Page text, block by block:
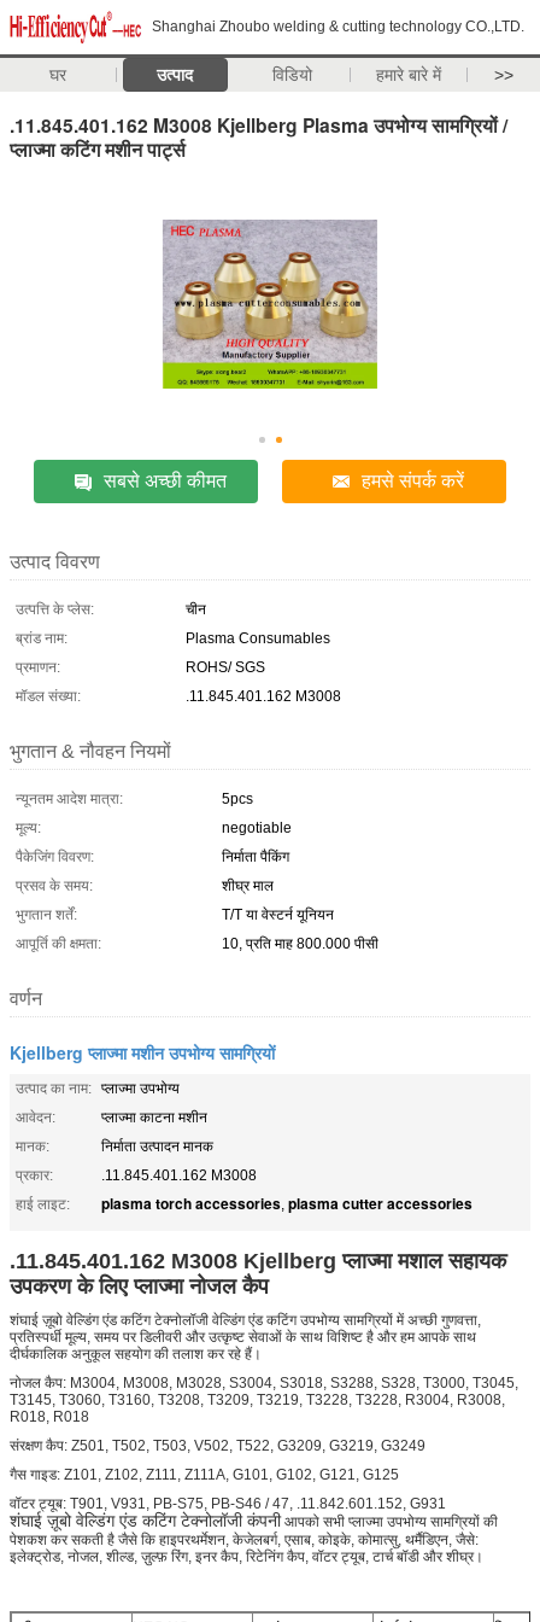
Shanghai Zhoubo welding & cutting technology CO.,LTD.
घर उत्पाद विडियो हमारे बारे में >>
.11.845.401.162 M3008 Kjellberg Plasma उपभोग्य सामग्रियों /
प्लाज्मा कटिंग मशीन पार्ट्स
सबसे अच्छी कीमत हमसे संपर्क करें
उत्पाद विवरण
उत्पत्ति के प्लेस:
चीन
ब्रांड नाम:
Plasma Consumables
प्रमाणन:
ROHS/ SGS
मॉडल संख्या:
.11.845.401.162 M3008
भुगतान & नौवहन नियमों
न्यूनतम आदेश मात्रा:
5pcs
मूल्य:
negotiable
पैकेजिंग विवरण:
निर्माता पैकिंग
प्रसव के समय:
शीघ्र माल
भुगतान शर्तें:
T/T या वेस्टर्न यूनियन
आपूर्ति की क्षमता:
10, प्रति माह 800.000 पीसी
वर्णन
Kjellberg प्लाज्मा मशीन उपभोग्य सामग्रियों
उत्पाद का नाम: प्लाज्मा उपभोग्य
आवेदन:
प्लाज्मा काटना मशीन
मानक:
निर्माता उत्पादन मानक
प्रकार:
.11.845.401.162 M3008
हाई लाइट:
plasma torch accessories, plasma cutter accessories
.11.845.401.162 M3008 Kjellberg प्लाज्मा मशाल सहायक
उपकरण के लिए प्लाज्मा नोजल कैप
शंघाई ज़ूबो वेल्डिंग एंड कटिंग टेक्नोलॉजी वेल्डिंग एंड कटिंग उपभोग्य सामग्रियों में अच्छी गुणवत्ता,
प्रतिस्पर्धी मूल्य, समय पर डिलीवरी और उत्कृष्ट सेवाओं के साथ विशिष्ट है और हम आपके साथ
दीर्घकालिक अनुकूल सहयोग की तलाश कर रहे हैं।
नोजल कैप: M3004, M3008, M3028, S3004, S3018, S3288, S328, T3000, T3045,
T3145, T3060, T3160, T3208, T3209, T3219, T3228, T3228, R3004, R3008,
R018, R018
संरक्षण कैप: Z501, T502, T503, V502, T522, G3209, G3219, G3249
गैस गाइड: Z101, Z102, Z111, Z111A, G101, G102, G121, G125
वॉटर ट्यूब: T901, V931, PB-S75, PB-S46 / 47, .11.842.601.152, G931
शंघाई ज़ूबो वेल्डिंग एंड कटिंग टेक्नोलॉजी कंपनीआपको सभी प्लाज्मा उपभोग्य सामग्रियों की
पेशकश कर सकती है जैसे कि हाइपरथर्मेशन, केजेलबर्ग, एसाब, कोइके, कोमात्सु, थर्मैडिएन, जैसे:
इलेक्ट्रोड, नोजल, शील्ड, ज़ुल्फ़ रिंग, इनर कैप, रिटेनिंग कैप, वॉटर ट्यूब, टार्च बॉडी और शीघ्र।